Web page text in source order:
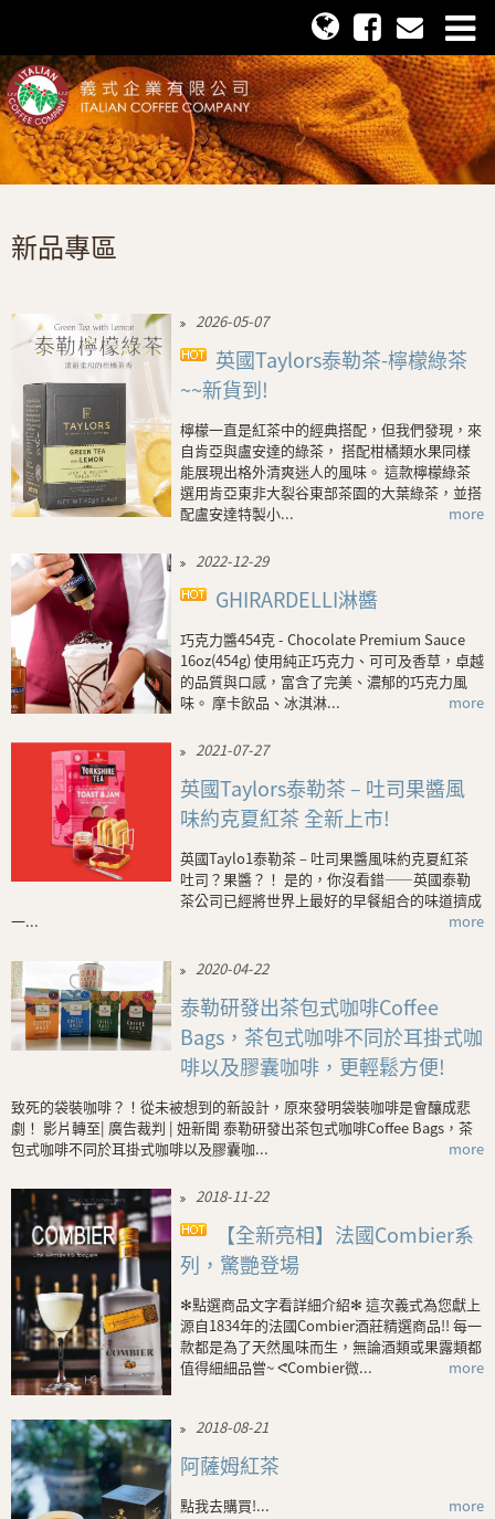
新品專區
2026-05-07
英國Taylors泰勒茶-檸檬綠茶
~~新貨到!
檸檬一直是紅茶中的經典搭配，但我們發現，來
自肯亞與盧安達的綠茶， 搭配柑橘類水果同樣
能展現出格外清爽迷人的風味。 這款檸檬綠茶
選用肯亞東非大裂谷東部茶園的大葉綠茶，並搭
配盧安達特製小...
more
2022-12-29
GHIRARDELLI淋醬
巧克力醬454克 - Chocolate Premium Sauce
16oz(454g) 使用純正巧克力、可可及香草，卓越
的品質與口感，富含了完美、濃郁的巧克力風
味。 摩卡飲品、冰淇淋...
more
2021-07-27
英國Taylors泰勒茶 – 吐司果醬風
味約克夏紅茶 全新上市!
英國Taylo1泰勒茶 – 吐司果醬風味約克夏紅茶
吐司？果醬？！ 是的，你沒看錯——英國泰勒
茶公司已經將世界上最好的早餐組合的味道擠成
一...
more
2020-04-22
泰勒研發出茶包式咖啡Coffee
Bags，茶包式咖啡不同於耳掛式咖
啡以及膠囊咖啡，更輕鬆方便!
致死的袋裝咖啡？！從未被想到的新設計，原來發明袋裝咖啡是會釀成悲
劇！ 影片轉至| 廣告裁判 | 妞新聞 泰勒研發出茶包式咖啡Coffee Bags，茶
包式咖啡不同於耳掛式咖啡以及膠囊咖...
more
2018-11-22
【全新亮相】法國Combier系
列，驚艷登場
✻點選商品文字看詳細介紹✻ 這次義式為您獻上
源自1834年的法國Combier酒莊精選商品!! 每一
款都是為了天然風味而生，無論酒類或果露類都
值得細細品嘗~ ᕙCombier微...
more
2018-08-21
阿薩姆紅茶
點我去購買!... more